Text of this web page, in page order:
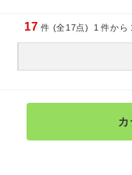
17 件 (全17点) 1 件から
カ